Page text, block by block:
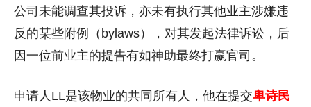
公司未能调查其投诉，亦未有执行其他业主涉嫌违
反的某些附例（bylaws），对其发起法律诉讼，后
因一位前业主的提告有如神助最终打赢官司。
申请人LL是该物业的共同所有人，他在提交卑诗民